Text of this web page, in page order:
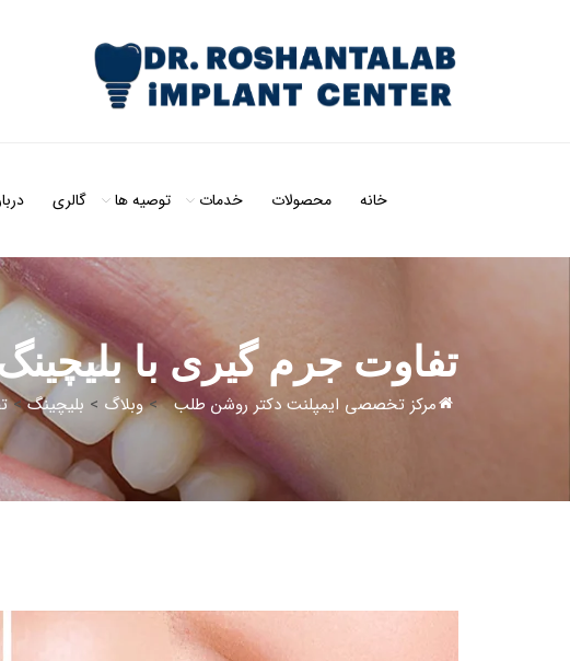
خانه محصولات خدمات توصیه ها گالری
تفاوت جرم گیری با
مرکز تخصصی ایمپلنت دکتر روشن طلب >وبلاگ > بلیچینگ>